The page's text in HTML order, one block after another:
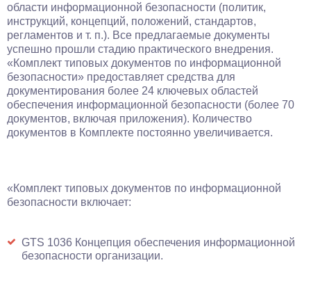
области информационной безопасности (политик,
инструкций, концепций, положений, стандартов,
регламентов и т. п.). Все предлагаемые документы
успешно прошли стадию практического внедрения.
«Комплект типовых документов по информационной
безопасности» предоставляет средства для
документирования более 24 ключевых областей
обеспечения информационной безопасности (более 70
документов, включая приложения). Количество
документов в Комплекте постоянно увеличивается.
«Комплект типовых документов по информационной
безопасности включает:
GTS 1036 Концепция обеспечения информационной
безопасности организации.